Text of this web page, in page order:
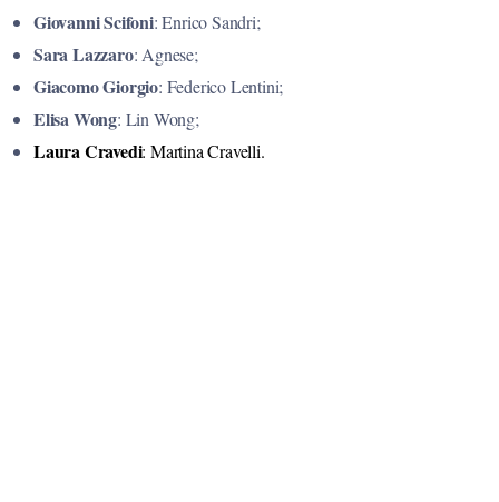
Giovanni Scifoni: Enrico Sandri;
Sara Lazzaro: Agnese;
Giacomo Giorgio: Federico Lentini;
Elisa Wong: Lin Wong;
Laura Cravedi: Martina Cravelli.